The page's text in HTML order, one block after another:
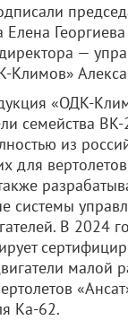
Георгиева
—
Климов»
«ОДК-
семейства
из
для
системы
В 2024
малой
Ка-62.